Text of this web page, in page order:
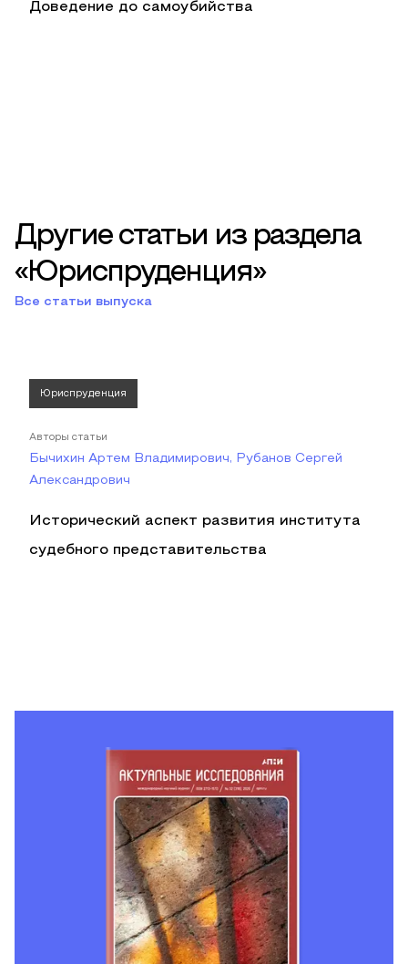
Доведение до самоубийства
Другие статьи из раздела
«Юриспруденция»
Все статьи выпуска
Юриспруденция
Авторы статьи
Бычихин Артем Владимирович, Рубанов Сергей
Александрович
Исторический аспект развития института
судебного представительства